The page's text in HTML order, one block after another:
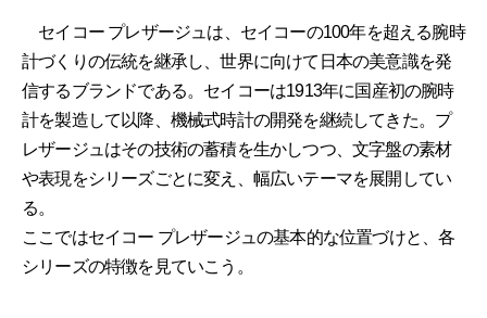
セイコー プレザージュは、セイコーの100年を超える腕時
計づくりの伝統を継承し、世界に向けて日本の美意識を発
信するブランドである。セイコーは1913年に国産初の腕時
計を製造して以降、機械式時計の開発を継続してきた。プ
レザージュはその技術の蓄積を生かしつつ、文字盤の素材
や表現をシリーズごとに変え、幅広いテーマを展開してい
る。
ここではセイコー プレザージュの基本的な位置づけと、各
シリーズの特徴を見ていこう。